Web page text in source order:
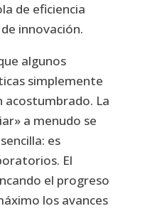
de eficiencia
innovación.
algunos
simplemente
acostumbrado. La
a menudo se
es
El
el progreso
los avances